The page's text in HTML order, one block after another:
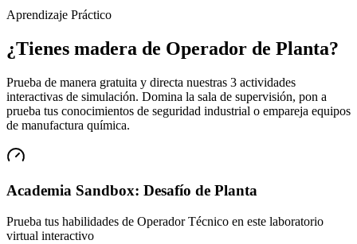
Aprendizaje Práctico
¿Tienes madera de Operador de Planta?
Prueba de manera gratuita y directa nuestras 3 actividades
interactivas de simulación. Domina la sala de supervisión, pon a
prueba tus conocimientos de seguridad industrial o empareja equipos
de manufactura química.
Academia Sandbox: Desafío de Planta
Prueba tus habilidades de Operador Técnico en este laboratorio
virtual interactivo